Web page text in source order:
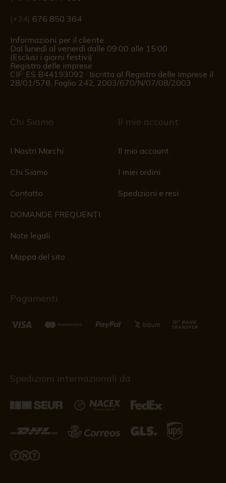
(+34) 676 850 364
Informazioni per il cliente
Dal lunedì al venerdì dalle 09:00 alle 15:00
(Esclusi i giorni festivi)
Registro delle imprese
CIF: ES B44193092 · Iscritta al Registro delle Imprese il
28/01/578, Foglio 242, 2003/670/N/07/08/2003
Chi Siamo
I Nostri Marchi
Chi Siamo
Contatto
DOMANDE FREQUENTI
Note legali
Mappa del sito
Il mio account
Il mio account
I miei ordini
Spedizioni e resi
Pagamenti
Spedizioni internazionali da